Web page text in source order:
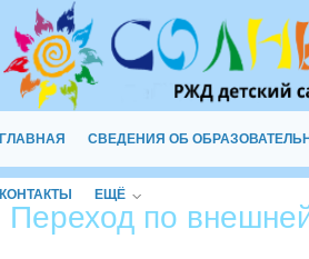
ГЛАВНАЯ СВЕДЕНИЯ ОБ
КОНТАКТЫ ЕЩЁ
Переход по